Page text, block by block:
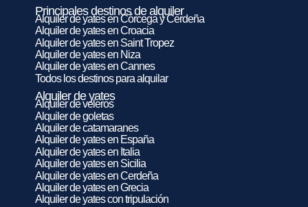
Principales destinos de alquiler
Alquiler de yates en Córcega y Cerdeña
Alquiler de yates en Croacia
Alquiler de yates en Saint Tropez
Alquiler de yates en Niza
Alquiler de yates en Cannes
Todos los destinos para alquilar
Alquiler de yates
Alquiler de veleros
Alquiler de goletas
Alquiler de catamaranes
Alquiler de yates en España
Alquiler de yates en Italia
Alquiler de yates en Sicilia
Alquiler de yates en Cerdeña
Alquiler de yates en Grecia
Alquiler de yates con tripulación